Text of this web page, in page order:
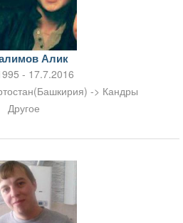
Алик
- 17.7.2016
-> Кандры
Другое